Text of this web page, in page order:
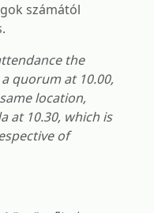
számától
the
quorum at 10.00,
location,
at 10.30, which is
of